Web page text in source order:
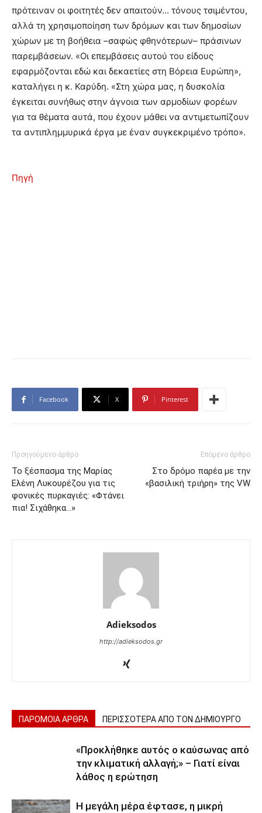
πρότειναν οι φοιτητές δεν απαιτούν… τόνους τσιμέντου,
αλλά τη χρησιμοποίηση των δρόμων και των δημοσίων
χώρων με τη βοήθεια –σαφώς φθηνότερων– πράσινων
παρεμβάσεων. «Οι επεμβάσεις αυτού του είδους
εφαρμόζονται εδώ και δεκαετίες στη Βόρεια Ευρώπη»,
καταλήγει η κ. Καρύδη. «Στη χώρα μας, η δυσκολία
έγκειται συνήθως στην άγνοια των αρμοδίων φορέων
για τα θέματα αυτά, που έχουν μάθει να αντιμετωπίζουν
τα αντιπλημμυρικά έργα με έναν συγκεκριμένο τρόπο».
Πηγή
Facebook X Pinterest
Προηγούμενο άρθρο
Το ξέσπασμα της Μαρίας
Ελένη Λυκουρέζου για τις
φονικές πυρκαγιές: «Φτάνει
πια! Σιχάθηκα…»
Επόμενο άρθρο
Στο δρόμο παρέα με την
«βασιλική τριήρη» της VW
Adieksodos
http://adieksodos.gr
ΠΑΡΟΜΟΙΑ ΑΡΘΡΑ ΠΕΡΙΣΣΟΤΕΡΑ ΑΠΟ ΤΟΝ ΔΗΜΙΟΥΡΓΟ
«Προκλήθηκε αυτός ο καύσωνας από
την κλιματική αλλαγή;» – Γιατί είναι
λάθος η ερώτηση
Η μεγάλη μέρα έφτασε, η μικρή